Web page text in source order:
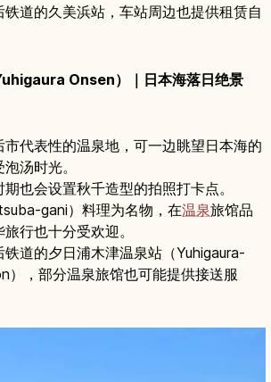
道的久美浜站，车站周边也提供租赁自
Onsen）｜日本海落日绝景
市代表性的温泉地，可一边眺望日本海的
汤时光。
也会设置秋千造型的拍照打卡点。
gani）料理为名物，在温泉旅馆品
行也十分受欢迎。
道的夕日浦木津温泉站（Yuhigaura-
），部分温泉旅馆也可能提供接送服